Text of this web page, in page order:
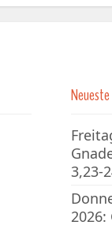
3,23-
2026: